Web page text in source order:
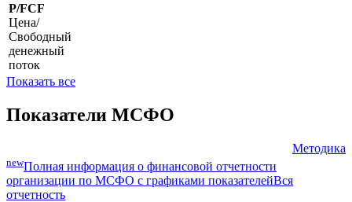
P/FCF
Цена/
Свободный
денежный
поток
Показать все
Показатели МСФО
Методика
newПолная информация о финансовой отчетности
организации по МСФО с графиками показателейВся
отчетность